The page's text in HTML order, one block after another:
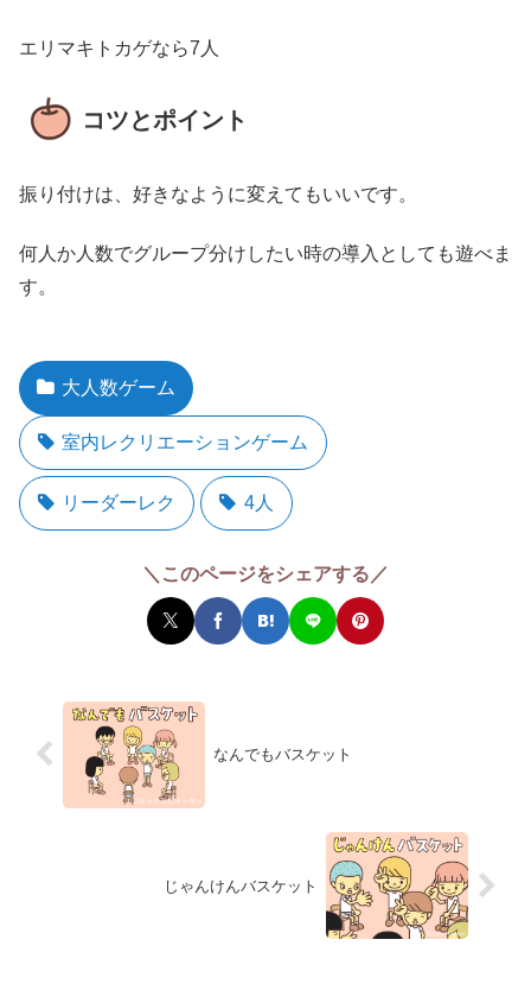
エリマキトカゲなら7人
コツとポイント
振り付けは、好きなように変えてもいいです。
何人か人数でグループ分けしたい時の導入としても遊べま
す。
大人数ゲーム
室内レクリエーションゲーム
リーダーレク 4人
＼このページをシェアする／
なんでもバスケット
じゃんけんバスケット